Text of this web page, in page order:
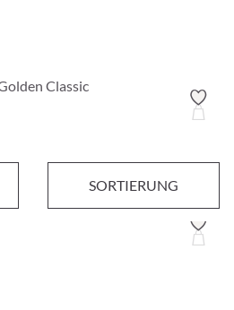
SORTIERUNG
Classic
Tooth